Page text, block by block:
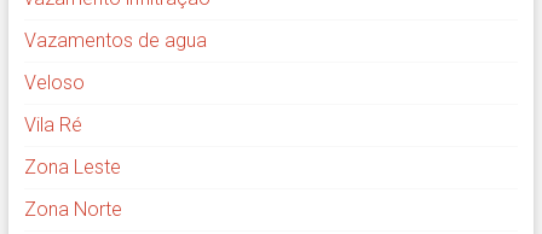
Vazamentos de agua
Veloso
Vila Ré
Zona Leste
Zona Norte